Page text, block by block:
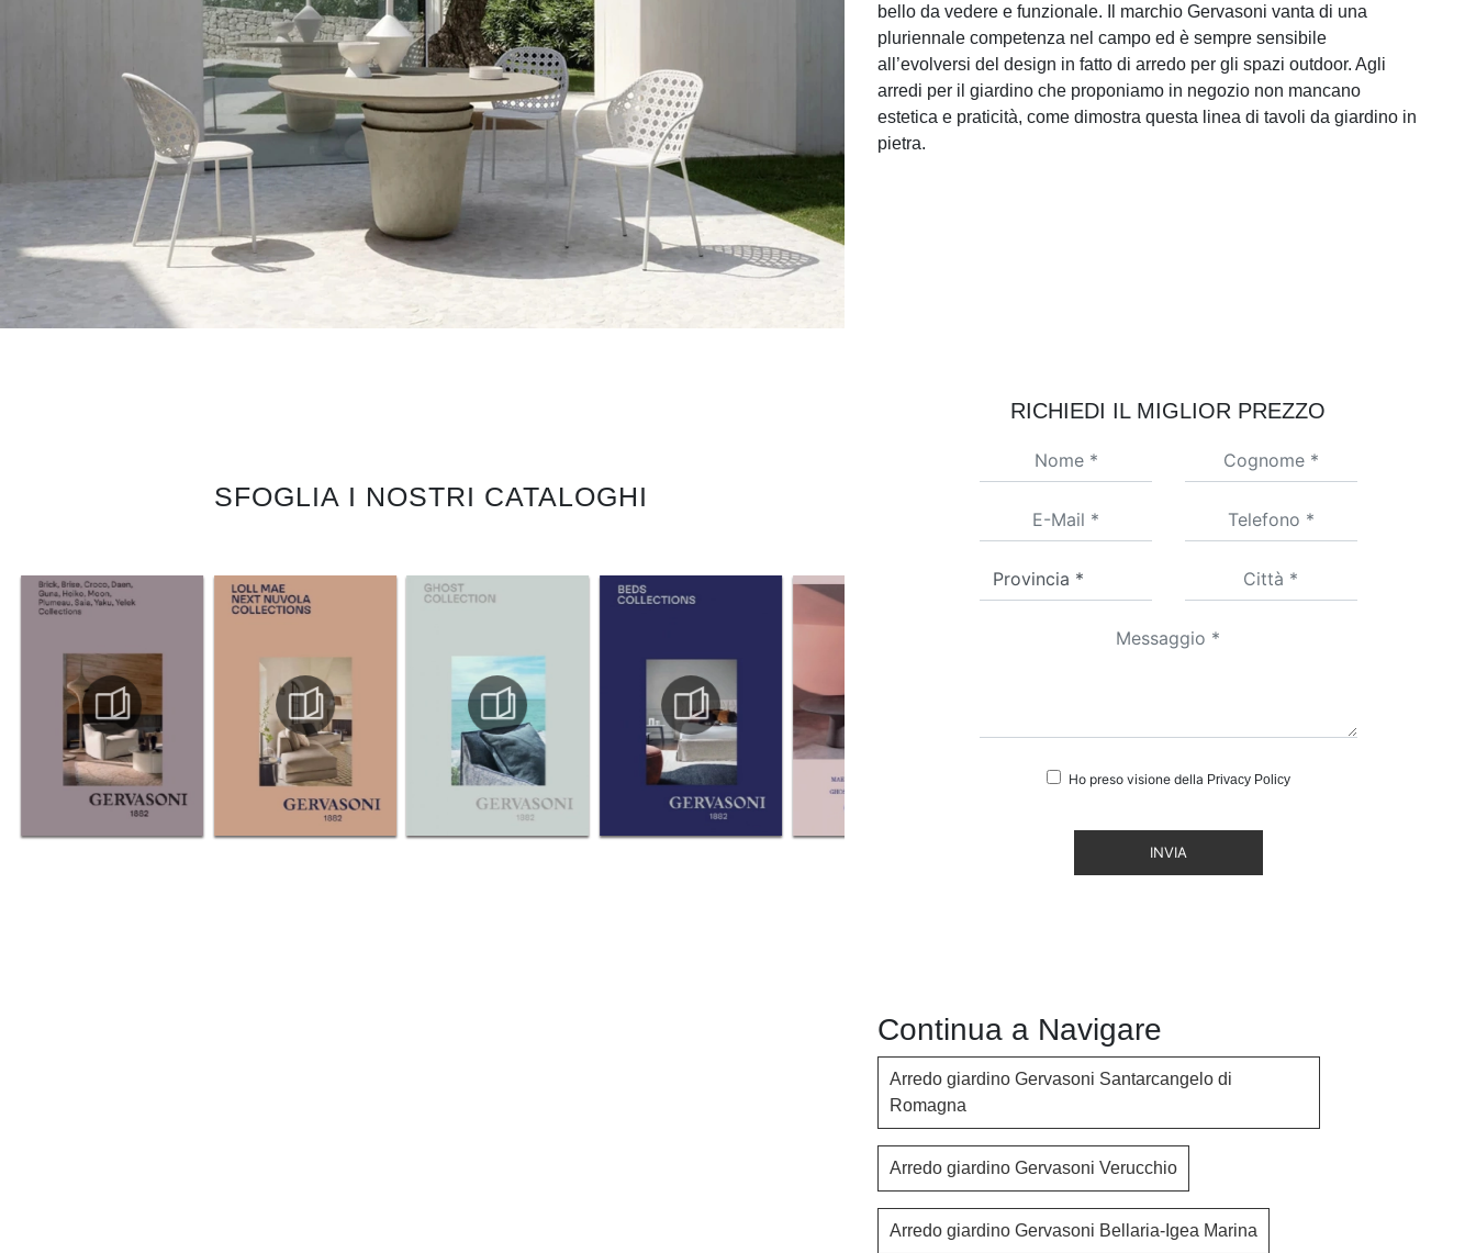
bello da vedere e funzionale. Il marchio Gervasoni vanta di una
pluriennale competenza nel campo ed è sempre sensibile
all’evolversi del design in fatto di arredo per gli spazi outdoor. Agli
arredi per il giardino che proponiamo in negozio non mancano
estetica e praticità, come dimostra questa linea di tavoli da giardino in
pietra.
SFOGLIA I NOSTRI CATALOGHI
RICHIEDI IL MIGLIOR PREZZO
Ho preso visione della Privacy Policy
INVIA
Continua a Navigare
Arredo giardino Gervasoni Santarcangelo di
Romagna
Arredo giardino Gervasoni Verucchio
Arredo giardino Gervasoni Bellaria-Igea Marina